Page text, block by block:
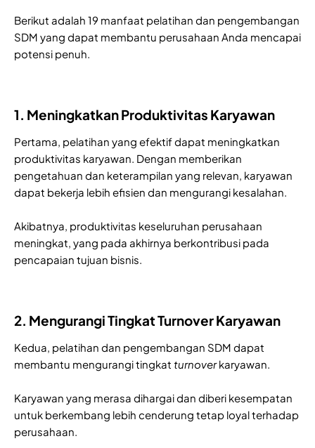
Berikut adalah 19 manfaat pelatihan dan pengembangan
SDM yang dapat membantu perusahaan Anda mencapai
potensi penuh.
1. Meningkatkan Produktivitas Karyawan
Pertama, pelatihan yang efektif dapat meningkatkan
produktivitas karyawan. Dengan memberikan
pengetahuan dan keterampilan yang relevan, karyawan
dapat bekerja lebih efisien dan mengurangi kesalahan.
Akibatnya, produktivitas keseluruhan perusahaan
meningkat, yang pada akhirnya berkontribusi pada
pencapaian tujuan bisnis.
2. Mengurangi Tingkat Turnover Karyawan
Kedua, pelatihan dan pengembangan SDM dapat
membantu mengurangi tingkat turnoverkaryawan.
Karyawan yang merasa dihargai dan diberi kesempatan
untuk berkembang lebih cenderung tetap loyal terhadap
perusahaan.